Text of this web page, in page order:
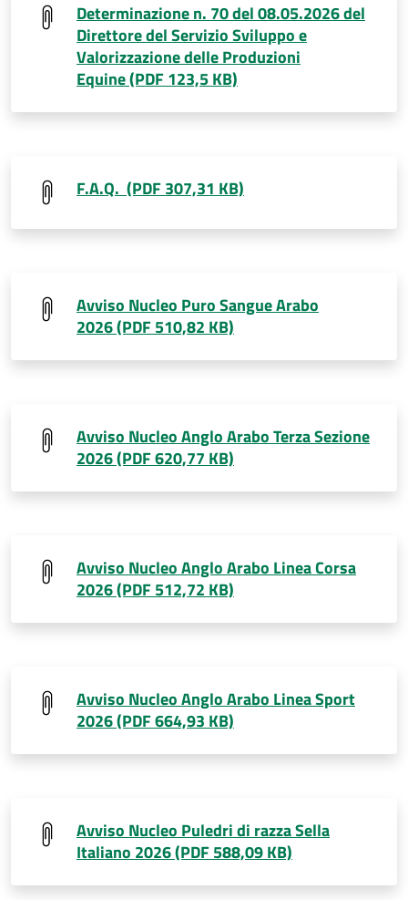
Determinazione n. 70 del 08.05.2026 del
Direttore del Servizio Sviluppo e
Valorizzazione delle Produzioni
Equine (PDF 123,5 KB)
F.A.Q. (PDF 307,31 KB)
Avviso Nucleo Puro Sangue Arabo
2026 (PDF 510,82 KB)
Avviso Nucleo Anglo Arabo Terza Sezione
2026 (PDF 620,77 KB)
Avviso Nucleo Anglo Arabo Linea Corsa
2026 (PDF 512,72 KB)
Avviso Nucleo Anglo Arabo Linea Sport
2026 (PDF 664,93 KB)
Avviso Nucleo Puledri di razza Sella
Italiano 2026 (PDF 588,09 KB)